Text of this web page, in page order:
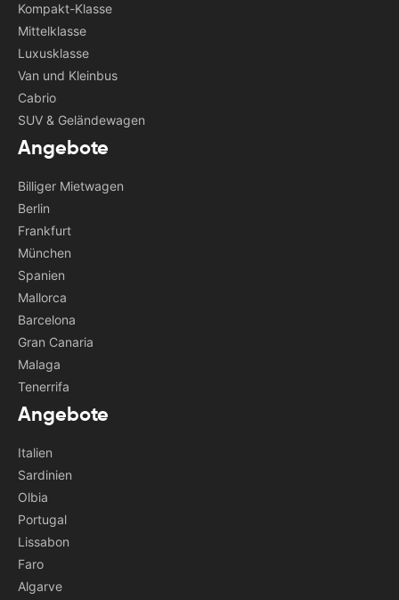
Kompakt-Klasse
Mittelklasse
Luxusklasse
Van und Kleinbus
Cabrio
SUV & Geländewagen
Angebote
Billiger Mietwagen
Berlin
Frankfurt
München
Spanien
Mallorca
Barcelona
Gran Canaria
Malaga
Tenerrifa
Angebote
Italien
Sardinien
Olbia
Portugal
Lissabon
Faro
Algarve